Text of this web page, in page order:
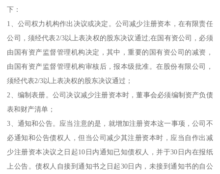
下：
1、公司权力机构作出决议或决定。公司减少注册资本，在有限责任
公司，须经代表2/3以上表决权的股东决议通过;在国有资公司，必须
由国有资产监督管理机构决定，其中，重要的国有资公司的减资，
由国有资产监督管理机构审核后，报本级批准。在股份有限公司，
须经代表2/3以上表决权的股东决议通过；
2、编制表册。公司决议减少注册资本时，董事会必须编制资产负债
表和财产清单；
3、通知和公告。应当注意的是，就增加注册资本这一事项，公司不
必通知和公告债权人，但当公司减少其注册资本时，应当自作出减
少注册资本决议之日起10日内通知已知债权人，并于30日内在报纸
上公告。债权人自接到通知书之日起30日内，未接到通知书的自公